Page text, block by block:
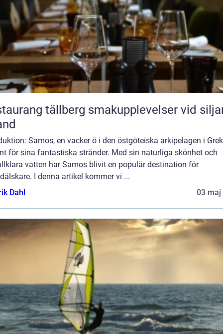
tällberg smakupplevelser vid siljans
Samos, en vacker ö i den östgöteiska arkipelagen i
för sina fantastiska stränder. Med sin naturliga skönhet och
vatten har Samos blivit en populär destination för
I denna artikel kommer vi ...
Dahl
03 maj